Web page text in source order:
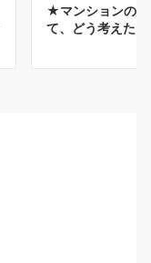
★マンションの
て、どう考えた